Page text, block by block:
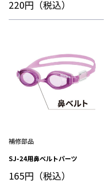
220円（税込）
補修部品
SJ-24用鼻ベルトパーツ
165円（税込）